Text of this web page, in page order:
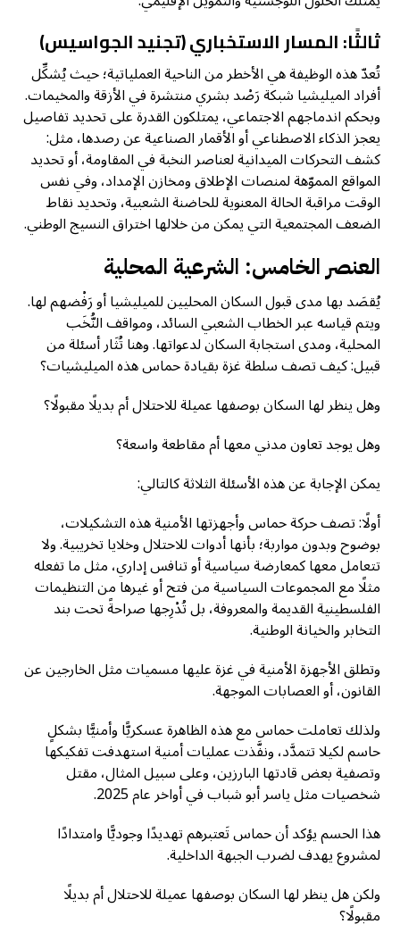
ثالثًا: المسار الاستخباري (تجنيد الجواسيس)
​تُعدّ هذه الوظيفة هي الأخطر من الناحية العملياتية؛ حيث يُشكِّل
أفراد الميليشيا شبكة رَصْد بشري منتشرة في الأزقة والمخيمات.
وبحكم اندماجهم الاجتماعي، يمتلكون القدرة على تحديد تفاصيل
يعجز الذكاء الاصطناعي أو الأقمار الصناعية عن رصدها، مثل:​
كشف التحركات الميدانية لعناصر النخبة في المقاومة، أو تحديد
المواقع المموّهة لمنصات الإطلاق ومخازن الإمداد، وفي نفس
الوقت مراقبة الحالة المعنوية للحاضنة الشعبية، وتحديد نقاط
الضعف المجتمعية التي يمكن من خلالها اختراق النسيج الوطني.
العنصر الخامس: الشرعية المحلية
يُقصَد بها مدى قبول السكان المحليين للميليشيا أو رَفْضهم لها.
ويتم قياسه عبر الخطاب الشعبي السائد، ومواقف النُّخَب
المحلية، ومدى استجابة السكان لدعواتها. وهنا تُثَار أسئلة من
قبيل: كيف تصف سلطة غزة بقيادة حماس هذه الميليشيات؟
وهل ينظر لها السكان بوصفها عميلة للاحتلال أم بديلًا مقبولًا؟
وهل يوجد تعاون مدني معها أم مقاطعة واسعة؟
يمكن الإجابة عن هذه الأسئلة الثلاثة كالتالي:
أولًا: تصف حركة حماس وأجهزتها الأمنية هذه التشكيلات،
بوضوح وبدون مواربة؛ بأنها أدوات للاحتلال وخلايا تخريبية. ولا
تتعامل معها كمعارضة سياسية أو تنافس إداري، مثل ما تفعله
مثلًا مع المجموعات السياسية من فتح أو غيرها من التنظيمات
الفلسطينية القديمة والمعروفة، بل تُدْرِجها صراحةً تحت بند
التخابر والخيانة الوطنية.
وتطلق الأجهزة الأمنية في غزة عليها مسميات مثل الخارجين عن
القانون، أو العصابات الموجهة.
ولذلك تعاملت حماس مع هذه الظاهرة عسكريًّا وأمنيًّا بشكلٍ
حاسم لكيلا تتمدَّد، ونفَّذت عمليات أمنية استهدفت تفكيكها
وتصفية بعض قادتها البارزين، وعلى سبيل المثال، مقتل
شخصيات مثل ياسر أبو شباب في أواخر عام 2025.
هذا الحسم يؤكد أن حماس تَعتبرهم تهديدًا وجوديًّا وامتدادًا
لمشروع يهدف لضرب الجبهة الداخلية.
ولكن هل ينظر لها السكان بوصفها عميلة للاحتلال أم بديلًا
مقبولًا؟